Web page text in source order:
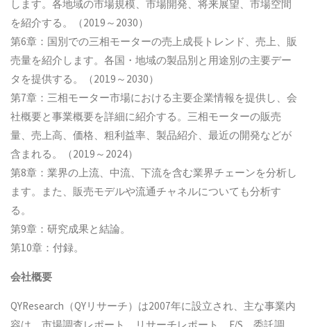
します。各地域の市場規模、市場開発、将来展望、市場空間
を紹介する。（2019～2030）
第6章：国別での三相モーターの売上成長トレンド、売上、販
売量を紹介します。各国・地域の製品別と用途別の主要デー
タを提供する。（2019～2030）
第7章：三相モーター市場における主要企業情報を提供し、会
社概要と事業概要を詳細に紹介する。三相モーターの販売
量、売上高、価格、粗利益率、製品紹介、最近の開発などが
含まれる。（2019～2024）
第8章：業界の上流、中流、下流を含む業界チェーンを分析し
ます。また、販売モデルや流通チャネルについても分析す
る。
第9章：研究成果と結論。
第10章：付録。
会社概要
QYResearch（QYリサーチ）は2007年に設立され、主な事業内